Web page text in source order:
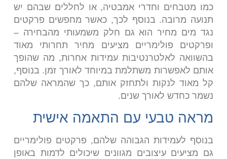
כמו מטבחים וחדרי אמבטיה, או לחללים שבהם יש
תנועה מרובה. בנוסף לכך, כאשר מחפשים פרקטים
נגד מים מחיר הוא גם חלק משמעותי מהבחירה –
ופרקטים פולימריים מציעים מחיר תחרותי מאוד
בהשוואה לאלטרנטיבות עמידות אחרות, מה שהופך
אותם לאפשרות משתלמת במיוחד לאורך זמן. בנוסף,
קל מאוד לנקות ולתחזק אותם, כך שהמראה שלהם
נשמר כחדש לאורך שנים.
מראה טבעי עם התאמה אישית
בנוסף לעמידות הגבוהה שלהם, פרקטים פולימריים
גם מציעים עיצובים מגוונים שיכולים לדמות באופן